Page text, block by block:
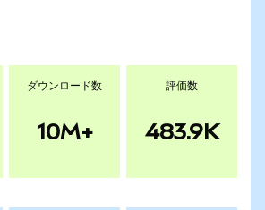
ダウンロード数
10M+
評価数
483.9K